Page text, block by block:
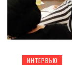
ИНТЕРВЬЮ